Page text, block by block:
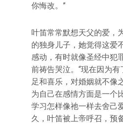
你悔改。”
叶笛常常默想天父的爱，
的独身儿子，她觉得这爱
感动，有时就像圣经中犯
前祷告哭泣。“现在因为
足和喜乐，对婚姻就不像
为自己在感情方面是一个
学习怎样像祂一样去舍己
久，叶笛被上帝呼召，预